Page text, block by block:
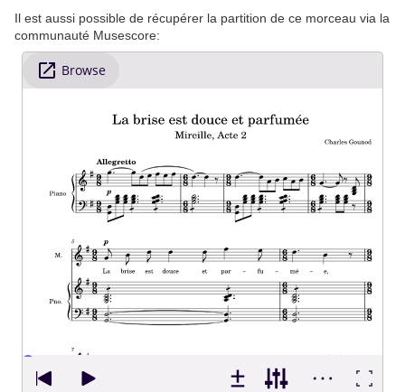
Il est aussi possible de récupérer la partition de ce morceau via la
communauté Musescore: